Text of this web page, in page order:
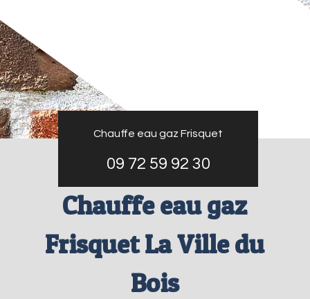
Chauffe eau gaz Frisquet
09 72 59 92 30
Chauffe eau gaz
Frisquet La Ville du
Bois